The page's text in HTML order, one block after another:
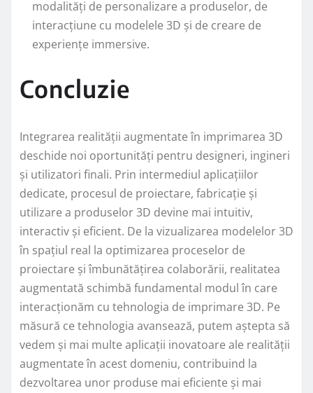
modalități de personalizare a produselor, de
interacțiune cu modelele 3D și de creare de
experiențe immersive.
Concluzie
Integrarea realității augmentate în imprimarea 3D
deschide noi oportunități pentru designeri, ingineri
și utilizatori finali. Prin intermediul aplicațiilor
dedicate, procesul de proiectare, fabricație și
utilizare a produselor 3D devine mai intuitiv,
interactiv și eficient. De la vizualizarea modelelor 3D
în spațiul real la optimizarea proceselor de
proiectare și îmbunătățirea colaborării, realitatea
augmentată schimbă fundamental modul în care
interacționăm cu tehnologia de imprimare 3D. Pe
măsură ce tehnologia avansează, putem aștepta să
vedem și mai multe aplicații inovatoare ale realității
augmentate în acest domeniu, contribuind la
dezvoltarea unor produse mai eficiente și mai